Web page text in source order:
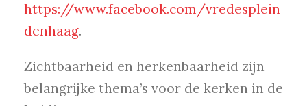
https://www.facebook.com/vredesplein
denhaag.
Zichtbaarheid en herkenbaarheid zijn
belangrijke thema’s voor de kerken in de